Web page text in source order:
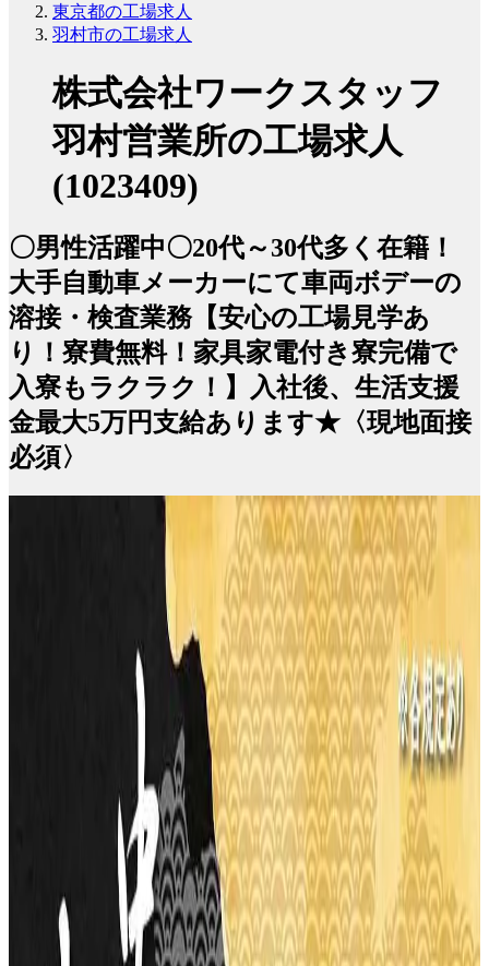
東京都の工場求人
羽村市の工場求人
株式会社ワークスタッフ
羽村営業所の工場求人
(1023409)
〇男性活躍中〇20代～30代多く在籍！
大手自動車メーカーにて車両ボデーの
溶接・検査業務【安心の工場見学あ
り！寮費無料！家具家電付き寮完備で
入寮もラクラク！】入社後、生活支援
金最大5万円支給あります★〈現地面接
必須〉